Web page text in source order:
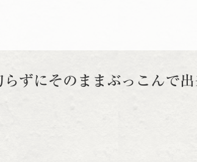
ずにそのままぶっこんで